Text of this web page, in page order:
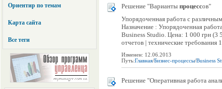
Ориентир по темам
Карта сайта
Все теги
Решение "Варианты процессов"
Упорядоченная работа с
Назначение : Упорядоченная
Business Studio. Цена: 1 000 грн (3
отчетов | технические требования
Изменен: 12.06.2013
Путь:Главная/Бизнес-процессы/Business
Решение "Оперативная работа